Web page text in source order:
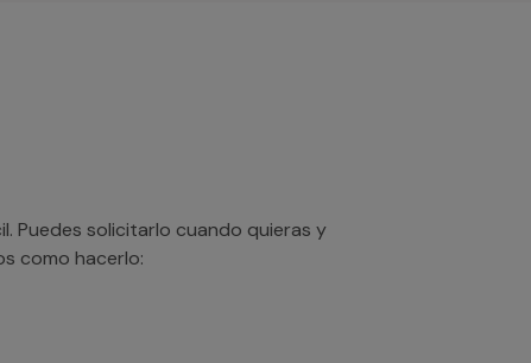
Puedes solicitarlo cuando quieras y
como hacerlo: